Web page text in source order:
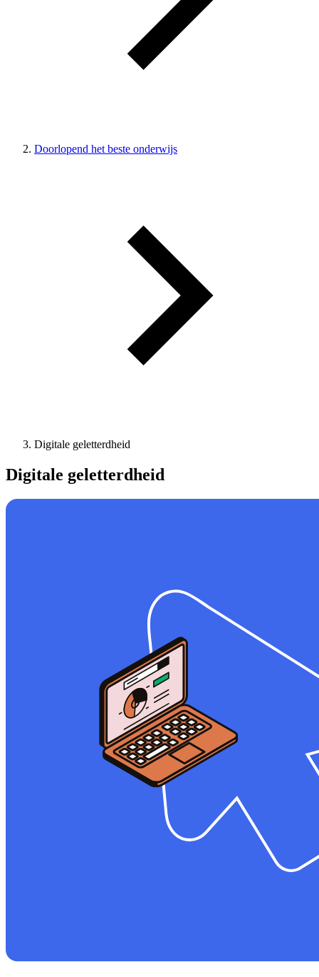
Doorlopend het beste onderwijs
Digitale geletterdheid
Digitale geletterdheid